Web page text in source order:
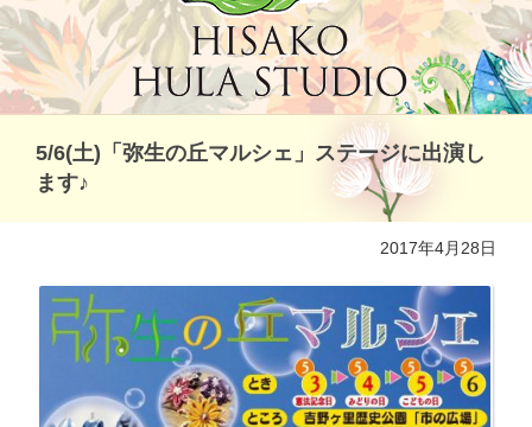
5/6(土)「弥生の丘マルシェ」ステージに出演し
ます♪
2017年4月28日